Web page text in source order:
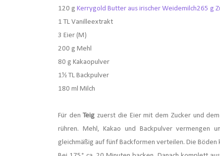
120 g Kerrygold Butter aus irischer Weidemilch265 g
1 TL Vanilleextrakt
3 Eier (M)
200 g Mehl
80 g Kakaopulver
1½ TL Backpulver
180 ml Milch
Für denTeigzuerst die Eier mit dem Zucker und
rühren. Mehl, Kakao und Backpulver vermengen
gleichmäßig auf fünf Backformen verteilen. Die